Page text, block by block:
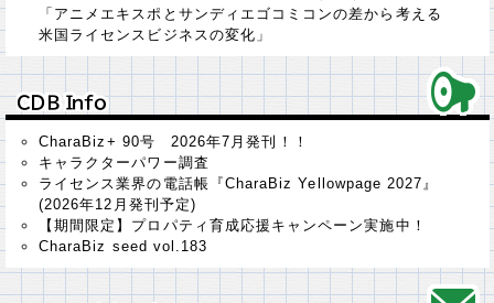
「アニメエキスポとサンディエゴコミコンの差から考える
米国ライセンスビジネスの変化」
ＣＤＢ Ｉｎｆｏ
ＣＤＢ Ｉｎｆｏ
CharaBiz+ 90号 2026年7月発刊！！
キャラクターパワー調査
ライセンス業界の電話帳『CharaBiz Yellowpage 2027』
(2026年12月発刊予定)
【期間限定】プロパティ育成応援キャンペーン実施中！
CharaBiz seed vol.183